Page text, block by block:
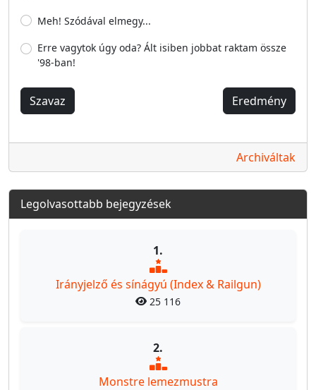
Meh! Szódával elmegy...
Erre vagytok úgy oda? Ált isiben jobbat raktam össze
'98-ban!
Szavaz Eredmény
Archiváltak
Legolvasottabb bejegyzések
1.
Irányjelző és sínágyú (Index & Railgun)
25 116
2.
Monstre lemezmustra